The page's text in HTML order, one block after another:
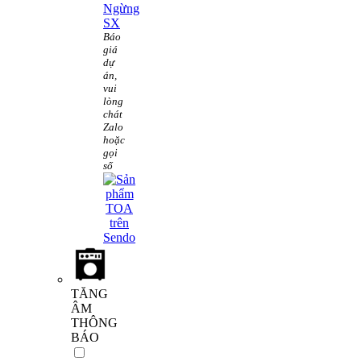
Ngừng
SX
Báo
giá
dự
án,
vui
lòng
chát
Zalo
hoặc
gọi
số
TĂNG
ÂM
THÔNG
BÁO